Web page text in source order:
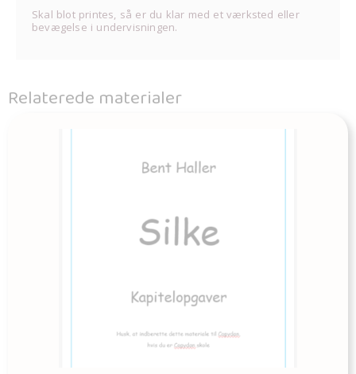
Skal blot printes, så er du klar med et værksted eller
bevægelse i undervisningen.
Relaterede materialer